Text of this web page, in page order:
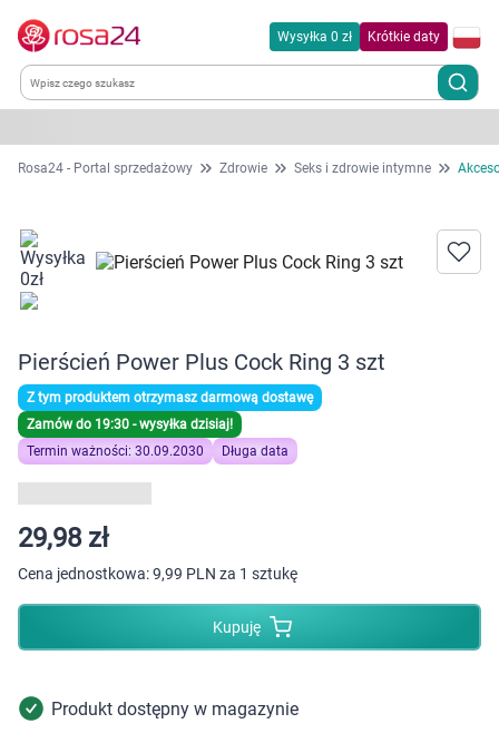
Wysyłka 0 zł Krótkie daty
Kategorie
Dla zwierząt
Zdrowie
Kobieta w ciąży i mama
Dziecko
Rosa24 - Portal sprzedażowy Zdrowie Seks i zdrowie intymne
Pierścień Power Plus Cock Ring 3 szt
Z tym produktem otrzymasz darmową dostawę
Zamów do 19:30 - wysyłka dzisiaj!
Termin ważności: 30.09.2030
Długa data
29,98 zł
Cena jednostkowa:9,99 PLN za 1 sztukę
Kupuję
Produkt dostępny w magazynie